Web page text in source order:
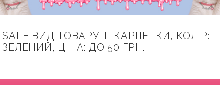
SALE ВИД ТОВАРУ: ШКАРПЕТКИ, КОЛІР:
ЗЕЛЕНИЙ, ЦІНА: ДО 50 ГРН.